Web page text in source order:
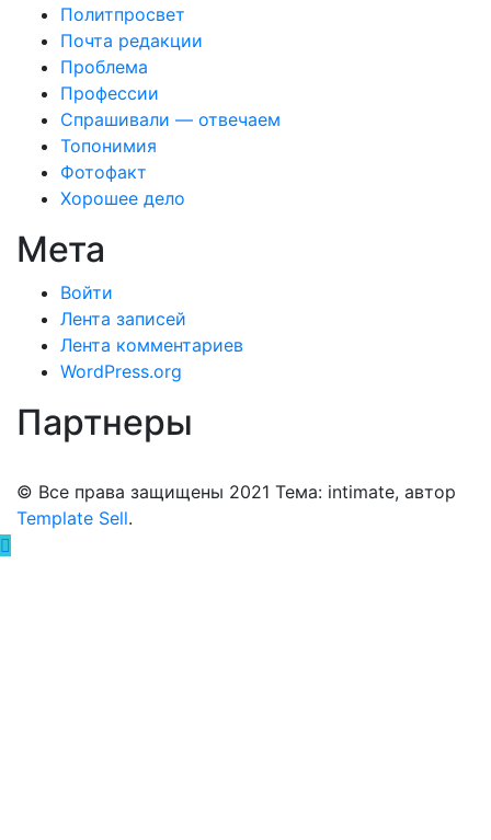
Политпросвет
Почта редакции
Проблема
Профессии
Спрашивали — отвечаем
Топонимия
Фотофакт
Хорошее дело
Мета
Войти
Лента записей
Лента комментариев
WordPress.org
Партнеры
© Все права защищены 2021 Тема: intimate, автор
Template Sell.